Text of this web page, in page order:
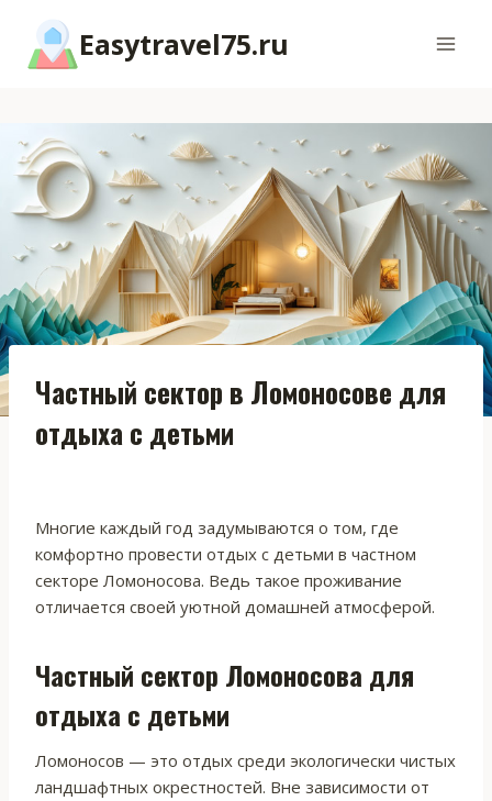
содержимому
Easytravel75.ru
Частный сектор в Ломоносове для
отдыха с детьми
Многие каждый год задумываются о том, где
комфортно провести отдых с детьми в частном
секторе Ломоносова. Ведь такое проживание
отличается своей уютной домашней атмосферой.
Частный сектор Ломоносова для
отдыха с детьми
Ломоносов — это отдых среди экологически чистых
ландшафтных окрестностей. Вне зависимости от